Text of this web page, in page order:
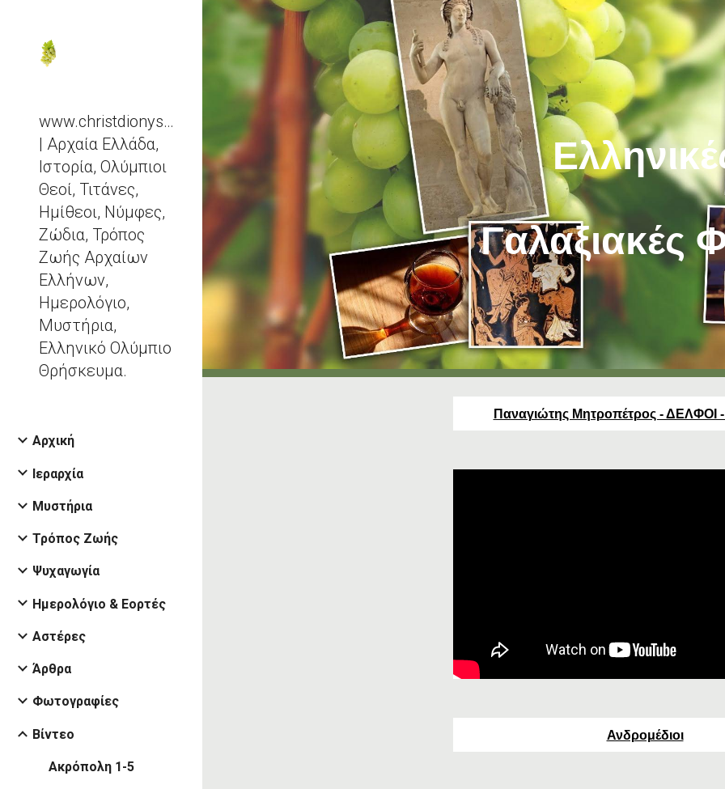
Skip to main content Skip to
www.christdionysos.com
| Αρχαία Ελλάδα,
Ιστορία, Ολύμπιοι
Θεοί, Τιτάνες,
Ημίθεοι, Νύμφες,
Ζώδια, Τρόπος
Ζωής Αρχαίων
Ελλήνων,
Ημερολόγιο,
Μυστήρια,
Ελληνικό Ολύμπιο
Θρήσκευμα.
Αρχική
Ιεραρχία
Μυστήρια
Τρόπος Ζωής
Ψυχαγωγία
Ημερολόγιο & Εορτές
Αστέρες
Άρθρα
Φωτογραφίες
Βίντεο
Ακρόπολη 1-5
Γαλαξιακές
Παναγιώτης Μητροπέτρος - ΔΕΛΦΟΙ
Ανδρομέδιοι